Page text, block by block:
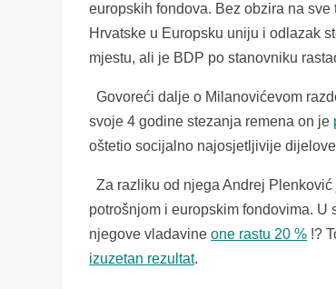
europskih fondova. Bez obzira na
Hrvatske u Europsku uniju i odlazak
mjestu, ali je BDP po stanovniku
Govoreći dalje o Milanovićevom
svoje 4 godine stezanja remena on je
oštetio socijalno najosjetljivije
Za razliku od njega Andrej
potrošnjom i europskim fondovima.
njegove vladavineone rastu 20 % !?
izuzetan rezultat.